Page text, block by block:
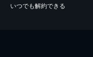
いつでも解約できる